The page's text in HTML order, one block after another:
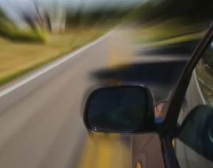
Перник, 19°C
Плевен, 22°C
Пловдив, 22°C
Разград °C
°C
Силистра ,
19
15°C